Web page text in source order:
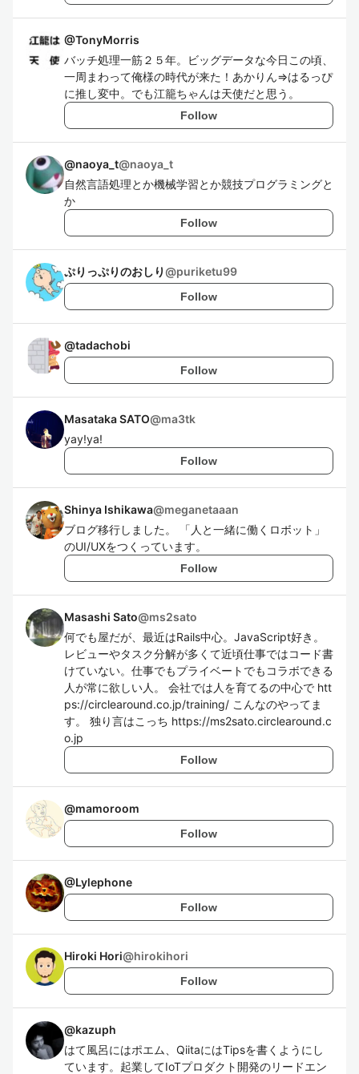
@TonyMorris
バッチ処理一筋２５年。ビッグデータな今日この頃、
一周まわって俺様の時代が来た！あかりん⇒はるっぴ
に推し変中。でも江籠ちゃんは天使だと思う。
Follow
@naoya_t@naoya_t
自然言語処理とか機械学習とか競技プログラミングと
か
Follow
ぷりっぷりのおしり@puriketu99
Follow
@tadachobi
Follow
Masataka SATO@ma3tk
yay!ya!
Follow
Shinya Ishikawa@meganetaaan
ブログ移行しました。 「人と一緒に働くロボット」
のUI/UXをつくっています。
Follow
Masashi Sato@ms2sato
何でも屋だが、最近はRails中心。JavaScript好き。
レビューやタスク分解が多くて近頃仕事ではコード書
けていない。仕事でもプライベートでもコラボできる
人が常に欲しい人。 会社では人を育てるの中心で htt
ps://circlearound.co.jp/training/ こんなのやってま
す。 独り言はこっち https://ms2sato.circlearound.c
o.jp
Follow
@mamoroom
Follow
@Lylephone
Follow
Hiroki Hori@hirokihori
Follow
@kazuph
はて風呂にはポエム、QiitaにはTipsを書くようにし
ています。起業してIoTプロダクト開発のリードエン